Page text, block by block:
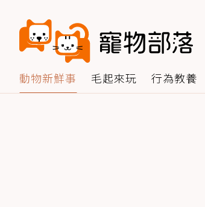
動物新鮮事 毛起來玩 行為教養